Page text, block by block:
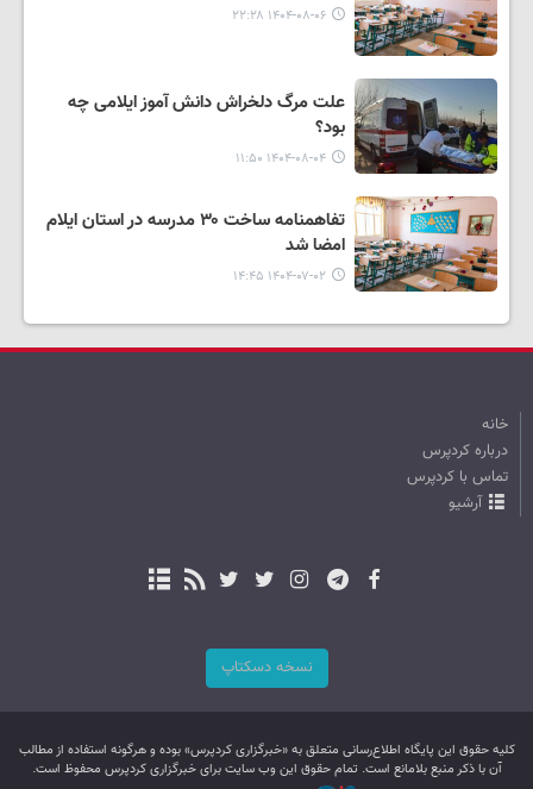
۱۴۰۴-۰۸-۰۶ ۲۲:۲۸
علت مرگ دلخراش دانش آموز ایلامی چه
بود؟
۱۴۰۴-۰۸-۰۴ ۱۱:۵۰
تفاهمنامه ساخت ۳۰ مدرسه در استان ایلام
امضا شد
۱۴۰۴-۰۷-۰۲ ۱۴:۴۵
خانه
درباره کردپرس
تماس با کردپرس
آرشیو
نسخه دسکتاپ
کليه حقوق اين پایگاه اطلاع‌رسانی متعلق به «خبرگزاری کردپرس» بوده و هرگونه استفاده از مطالب
آن با ذکر منبع بلامانع است. تمام حقوق این وب سایت برای خبرگزاری کردپرس محفوظ است.